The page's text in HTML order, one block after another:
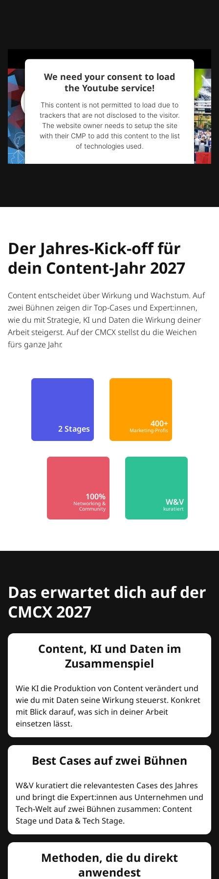
We need your consent to load
the Youtube service!
This content is not permitted to load due to
trackers that are not disclosed to the visitor.
The website owner needs to setup the site
with their CMP to add this content to the list
of technologies used.
Powered byUsercentrics Consent
Der Jahres-Kick-off für
dein Content-Jahr 2027
Content entscheidet über Wirkung und Wachstum. Auf
zwei Bühnen zeigen dir Top-Cases und Expert:innen,
wie du mit Strategie, KI und Daten die Wirkung deiner
Arbeit steigerst. Auf der CMCX stellst du die Weichen
fürs ganze Jahr.
2 Stages 400+
Marketing-Profis
100%
Networking &
Community
W&V
kuratiert
Das erwartet dich auf der
CMCX 2027
Content, KI und Daten im
Zusammenspiel
Wie KI die Produktion von Content verändert und
wie du mit Daten seine Wirkung steuerst. Konkret
mit Blick darauf, was sich in deiner Arbeit
einsetzen lässt.
Best Cases auf zwei Bühnen
W&V kuratiert die relevantesten Cases des Jahres
und bringt die Expert:innen aus Unternehmen und
Tech-Welt auf zwei Bühnen zusammen: Content
Stage und Data & Tech Stage.
Methoden, die du direkt
anwendest